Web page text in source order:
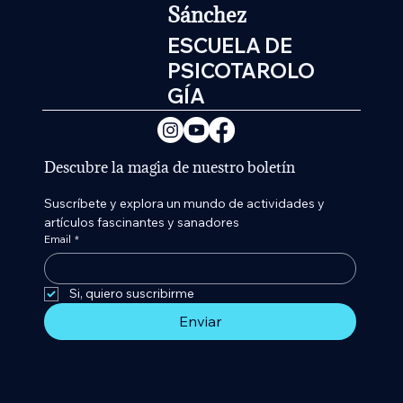
Descubre la magia de nuestro boletín
Suscríbete y explora un mundo de actividades y
artículos fascinantes y sanadores
Email *
Enviar
Sánchez
ESCUELA DE
PSICOTAROLO
GÍA